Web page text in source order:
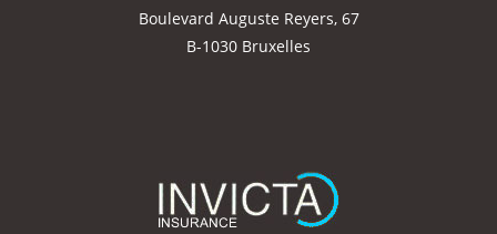
Boulevard Auguste Reyers, 67
B-1030 Bruxelles